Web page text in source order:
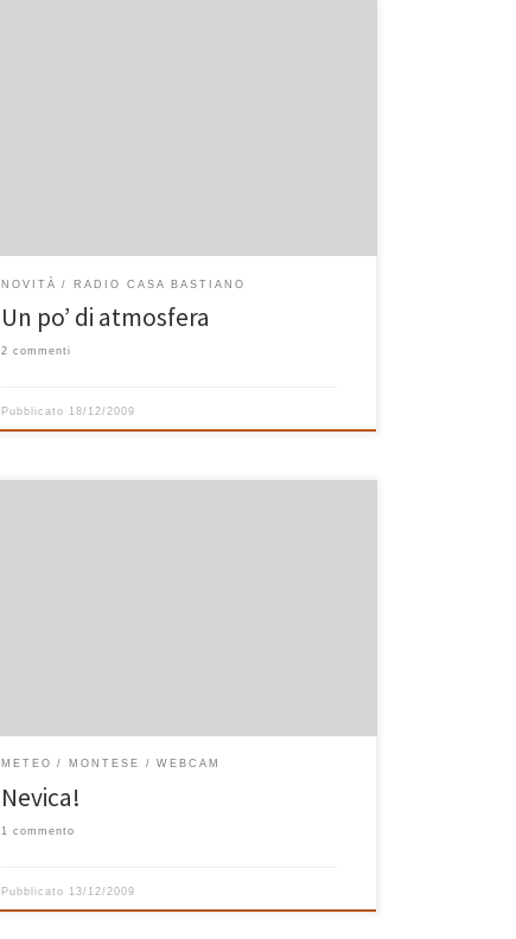
NOVITÀ RADIO CASA BASTIANO
Un po’ di atmosfera
2 commenti
Pubblicato 18/12/2009
METEO MONTESE WEBCAM
Nevica!
1 commento
Pubblicato 13/12/2009